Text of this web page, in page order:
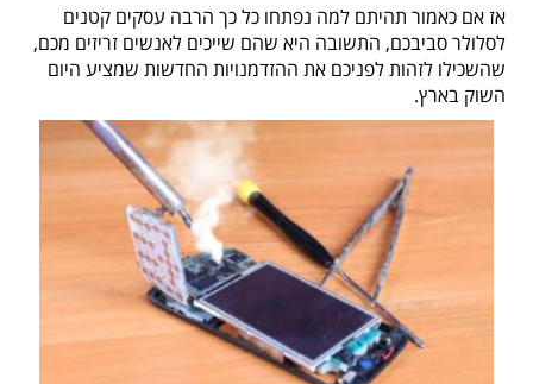
אז אם כאמור תהיתם למה נפתחו כל כך הרבה עסקים קטנים
לסלולר סביבכם, התשובה היא שהם שייכים לאנשים זריזים מכם,
שהשכילו לזהות לפניכם את ההזדמנויות החדשות שמציע היום
השוק בארץ.